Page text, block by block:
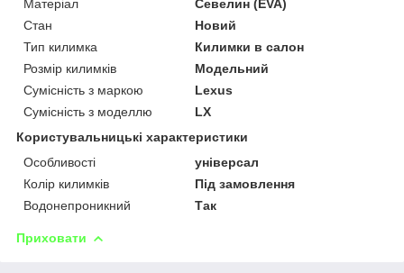
Матеріал
Севелин (EVA)
Стан
Новий
Тип килимка
Килимки в салон
Розмір килимків
Модельний
Сумісність з маркою
Lexus
Сумісність з моделлю
LX
Користувальницькі характеристики
Особливості
універсал
Колір килимків
Під замовлення
Водонепроникний
Так
Приховати